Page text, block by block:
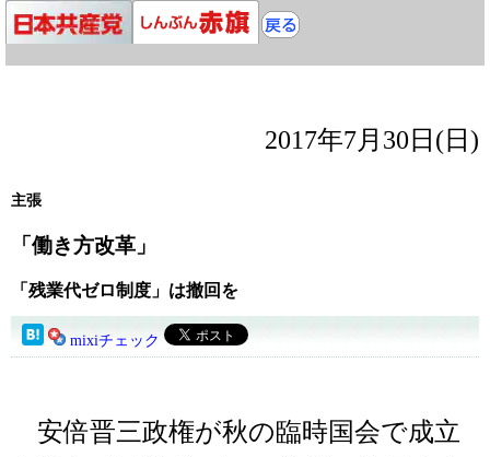
2017年7月30日(日)
主張
「働き方改革」
「残業代ゼロ制度」は撤回を
mixiチェック
安倍晋三政権が秋の臨時国会で成立